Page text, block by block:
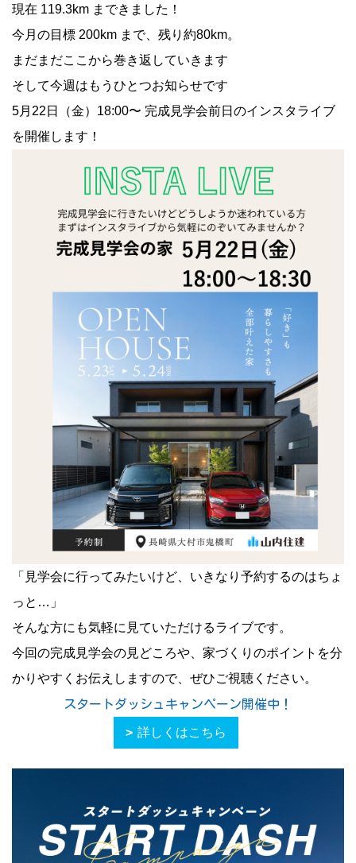
現在 119.3km まできました！
今月の目標 200km まで、残り約80km。
まだまだここから巻き返していきます
そして今週はもうひとつお知らせです
5月22日（金）18:00〜 完成見学会前日のインスタライブ
を開催します！
「見学会に行ってみたいけど、いきなり予約するのはちょ
っと…」
そんな方にも気軽に見ていただけるライブです。
今回の完成見学会の見どころや、家づくりのポイントを分
かりやすくお伝えしますので、ぜひご視聴ください。
スタートダッシュキャンペーン開催中！
詳しくはこちら